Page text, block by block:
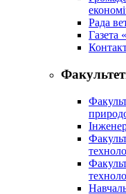
Рада
Газета